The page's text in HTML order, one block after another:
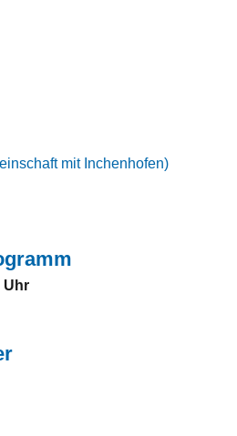
mit Inchenhofen)
Uhr